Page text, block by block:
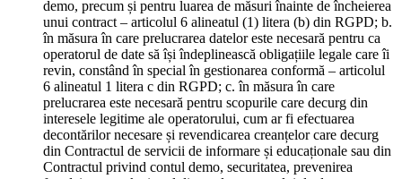
demo, precum și pentru luarea de măsuri înainte de încheierea
unui contract – articolul 6 alineatul (1) litera (b) din RGPD; b.
în măsura în care prelucrarea datelor este necesară pentru ca
operatorul de date să își îndeplinească obligațiile legale care îi
revin, constând în special în gestionarea conformă – articolul
6 alineatul 1 litera c din RGPD; c. în măsura în care
prelucrarea este necesară pentru scopurile care decurg din
interesele legitime ale operatorului, cum ar fi efectuarea
decontărilor necesare și revendicarea creanțelor care decurg
din Contractul de servicii de informare și educaționale sau din
Contractul privind contul demo, securitatea, prevenirea